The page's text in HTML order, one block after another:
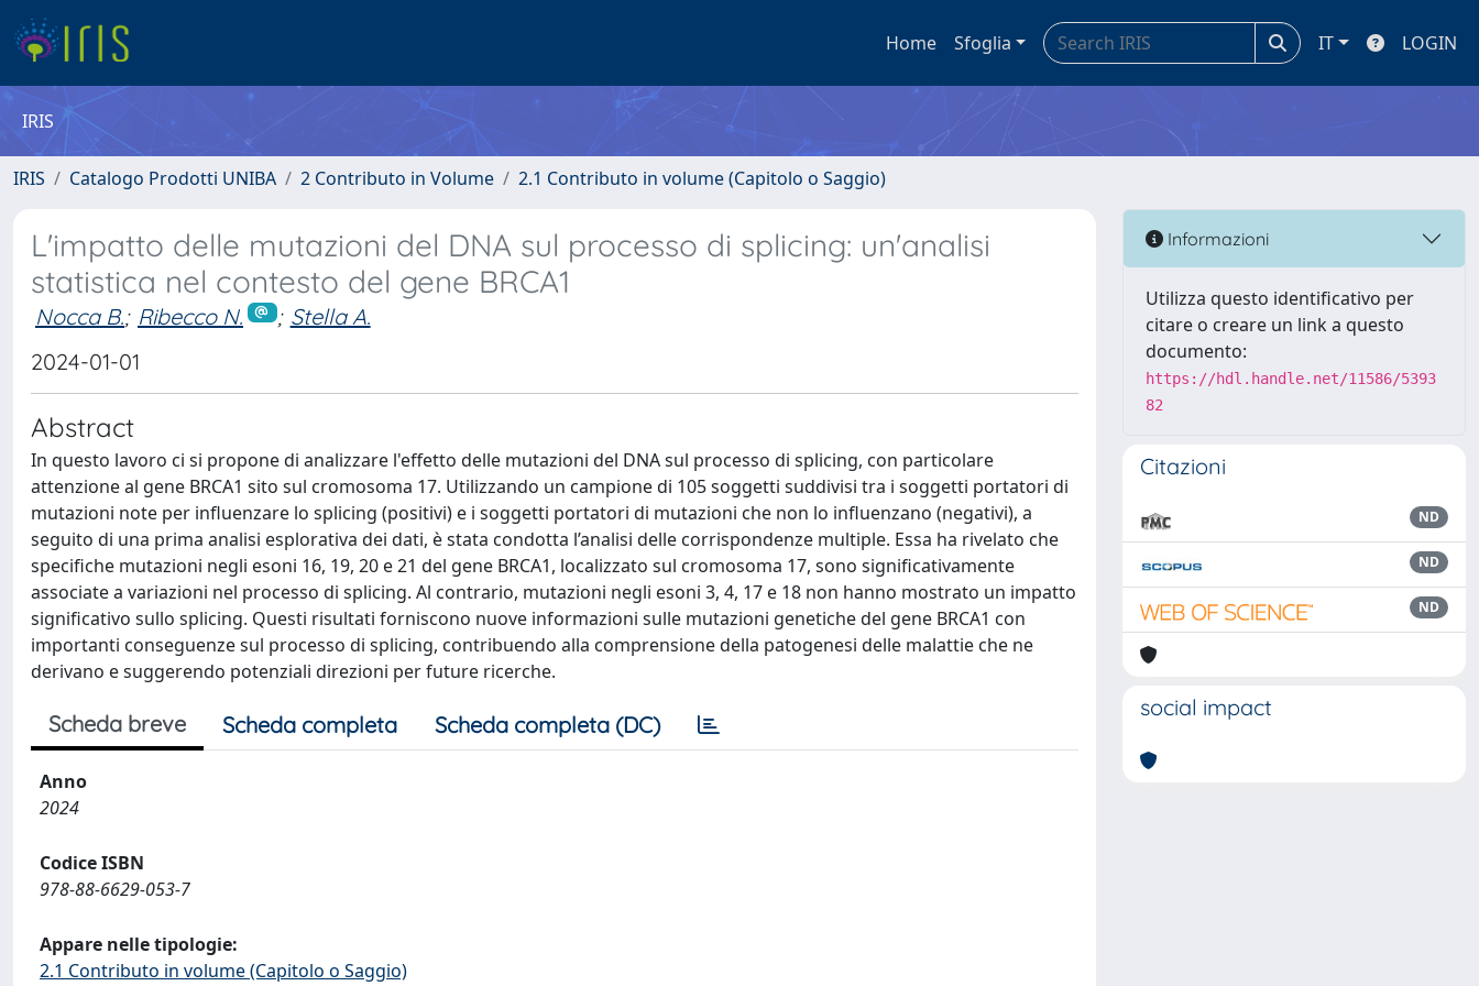
Home Sfoglia IT LOGIN
IRIS
IRIS Catalogo Prodotti UNIBA 2 Contributo in Volume 2.1 Contributo in volume (Capitolo o Saggio)
L'impatto delle mutazioni del DNA sul processo di splicing: un'analisi
statistica nel contesto del gene BRCA1
Nocca B.; Ribecco N. ; Stella A.
2024-01-01
Abstract
In questo lavoro ci si propone di analizzare l'effetto delle mutazioni del DNA sul processo di splicing, con particolare
attenzione al gene BRCA1 sito sul cromosoma 17. Utilizzando un campione di 105 soggetti suddivisi tra i soggetti portatori di
mutazioni note per influenzare lo splicing (positivi) e i soggetti portatori di mutazioni che non lo influenzano (negativi), a
seguito di una prima analisi esplorativa dei dati, è stata condotta l’analisi delle corrispondenze multiple. Essa ha rivelato che
specifiche mutazioni negli esoni 16, 19, 20 e 21 del gene BRCA1, localizzato sul cromosoma 17, sono significativamente
associate a variazioni nel processo di splicing. Al contrario, mutazioni negli esoni 3, 4, 17 e 18 non hanno mostrato un impatto
significativo sullo splicing. Questi risultati forniscono nuove informazioni sulle mutazioni genetiche del gene BRCA1 con
importanti conseguenze sul processo di splicing, contribuendo alla comprensione della patogenesi delle malattie che ne
derivano e suggerendo potenziali direzioni per future ricerche.
Scheda breve Scheda completa Scheda completa (DC)
Anno
2024
Codice ISBN
978-88-6629-053-7
Appare nelle tipologie:
2.1 Contributo in volume (Capitolo o Saggio)
Informazioni
Utilizza questo identificativo per
citare o creare un link a questo
documento:
https://hdl.handle.net/11586/5393
82
Citazioni
ND
ND
ND
social impact